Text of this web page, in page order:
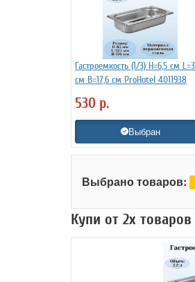
Гастроемкость (1/3) H=6,5 см
см B=17,6 см ProHotel 4011938
530 р.
Выбран
Выбрано товаров:
Купи от 2х